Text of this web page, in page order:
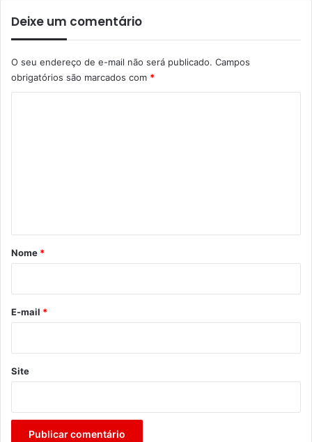
Deixe um comentário
O seu endereço de e-mail não será publicado. Campos
obrigatórios são marcados com *
r
*
Nome *
E-mail *
Site